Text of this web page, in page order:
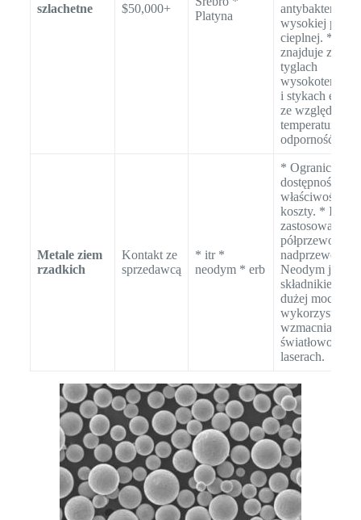
szlachetne
$50,000+
Platyna
wysokiej
cieplnej. *
znajduje
tyglach
i stykach
ze względu na
temperaturę
odporność na
Metale ziem
rzadkich
Kontakt ze
sprzedawcą
* itr *
neodym * erb
* Ograniczona
dostępność i
właściwości
koszty. * Itr
zastosowanie
Neodym jest
składnikiem
dużej mocy. *
wzmacniaczach
laserach.